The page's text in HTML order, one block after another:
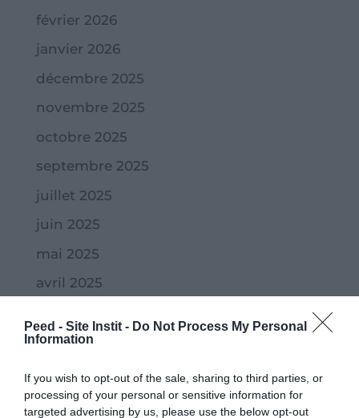
Peed - Site Instit - Do Not Process My Personal
Information
If you wish to opt-out of the sale, sharing to third parties, or
processing of your personal or sensitive information for
targeted advertising by us, please use the below opt-out
février 2026
janvier 2026
décembre 2025
novembre 2025
octobre 2025
septembre 2025
juillet 2025
juin 2025
mai 2025
avril 2025
février 2025
janvier 2025
novembre 2024